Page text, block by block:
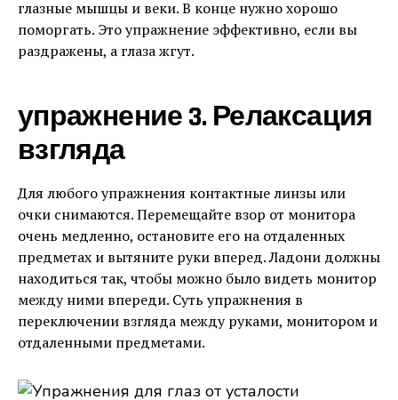
глазные мышцы и веки. В конце нужно хорошо
поморгать. Это упражнение эффективно, если вы
раздражены, а глаза жгут.
упражнение 3. Релаксация
взгляда
Для любого упражнения контактные линзы или
очки снимаются. Перемещайте взор от монитора
очень медленно, остановите его на отдаленных
предметах и вытяните руки вперед. Ладони должны
находиться так, чтобы можно было видеть монитор
между ними впереди. Суть упражнения в
переключении взгляда между руками, монитором и
отдаленными предметами.